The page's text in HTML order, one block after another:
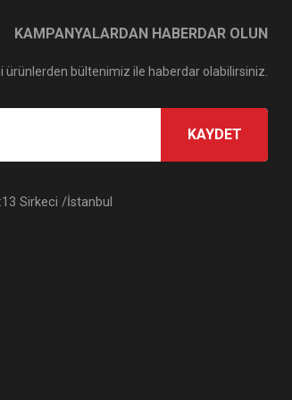
KAMPANYALARDAN HABERDAR OLUN
ürünlerden bültenimiz ile haberdar olabilirsiniz.
KAYDET
Sirkeci /İstanbul